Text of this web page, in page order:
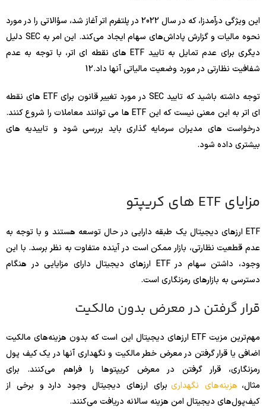
این ویژگی درآمدزا، که در سال 2022 در پلتفرم اتر آغاز شد، سؤالاتی را در مورد
نحوه مالیات و گزارش پاداش‌های سهام ایجاد می‌کند. این امر به SEC دلیل
دیگری برای عدم تمایل به تایید ETF های نقطه ای اتر، با توجه به عدم
شفافیت نظارتی در مورد وضعیت مالیاتی آنها داد.12
توجه داشته باشید که تایید SEC در مورد تغییر قانون برای ETF های نقطه
ای اتر به این معنی نیست که این ETF ها می توانند معاملات را شروع کنند.
درخواست های مدیران سرمایه گذاری باید بررسی شود و تاییدیه های
بیشتری داده شود.
مزایای ETF های کریپتو
ETF ارزهای دیجیتال یک طبقه دارایی در حال توسعه هستند و با توجه به
عدم قطعیت نظارتی، بازار ممکن است در آینده متفاوت به نظر برسد. با این
وجود، داشتن سهام در ETF ارزهای دیجیتال دارای مزایایی در هنگام
دسترسی به بازارهای رمزنگاری است.
قرار گرفتن در معرض بدون مالکیت
مهم‌ترین مزیت ETF ارزهای دیجیتال این است که بدون هزینه‌های مالکیت
اضافی یا قرار گرفتن در معرض خطر مالکیت و نگهداری آنها در یک کیف پول
رمزنگاری، قرار گرفتن در معرض کریپتوها را فراهم می‌کنند. برای
مثال، هزینه‌های نگهداریبرای ارزهای دیجیتال وجود دارد و برخی از
کیف‌پول‌های دیجیتال امن هزینه سالانه دریافت می‌کنند.